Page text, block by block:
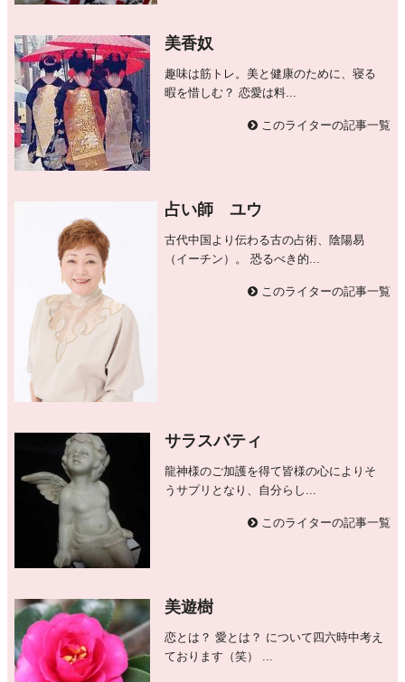
美香奴
趣味は筋トレ。美と健康のために、寝る
暇を惜しむ？ 恋愛は料...
このライターの記事一覧
占い師 ユウ
古代中国より伝わる古の占術、陰陽易
（イーチン）。 恐るべき的...
このライターの記事一覧
サラスバティ
龍神様のご加護を得て皆様の心によりそ
うサプリとなり、自分らし...
このライターの記事一覧
美遊樹
恋とは？ 愛とは？ について四六時中考え
ております（笑） ...